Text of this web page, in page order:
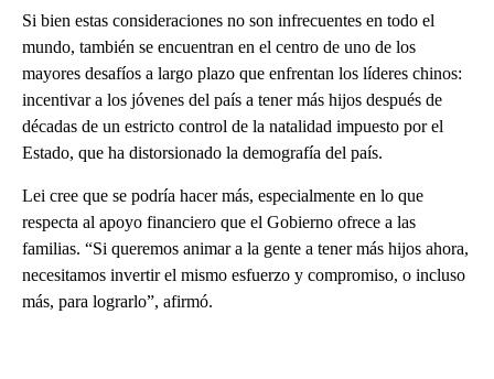
Si bien estas consideraciones no son infrecuentes en todo el
mundo, también se encuentran en el centro de uno de los
mayores desafíos a largo plazo que enfrentan los líderes chinos:
incentivar a los jóvenes del país a tener más hijos después de
décadas de un estricto control de la natalidad impuesto por el
Estado, que ha distorsionado la demografía del país.
Lei cree que se podría hacer más, especialmente en lo que
respecta al apoyo financiero que el Gobierno ofrece a las
familias. “Si queremos animar a la gente a tener más hijos ahora,
necesitamos invertir el mismo esfuerzo y compromiso, o incluso
más, para lograrlo”, afirmó.